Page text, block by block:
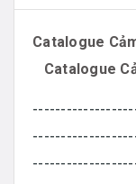
Catalogue
Catalogue